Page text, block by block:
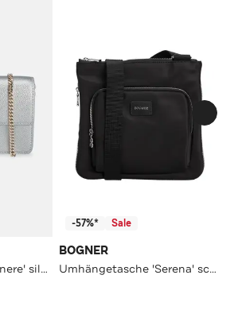
Umhängetasche 'Venere' silber
-57%* Sale
BOGNER
Umhängetasche 'Serena' schwarz